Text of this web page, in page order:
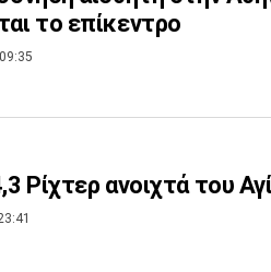
το επίκεντρο
Ρίχτερ ανοιχτά του